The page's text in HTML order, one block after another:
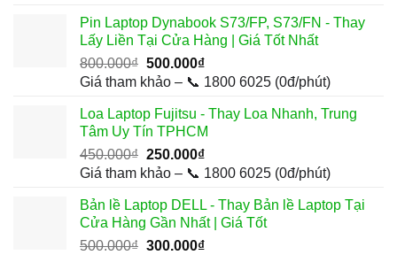
600.000₫.là:
300.000₫.
Pin Laptop Dynabook S73/FP, S73/FN - Thay
Lấy Liền Tại Cửa Hàng | Giá Tốt Nhất
800.000₫ Giá
gốc
800.000₫.
500.000₫Giá
hiện
là:
500.000₫.
Giá tham khảo – 📞 1800 6025 (0đ/phút)
Loa Laptop Fujitsu - Thay Loa Nhanh, Trung
Tâm Uy Tín TPHCM
450.000₫ Giá
gốc
450.000₫.
250.000₫Giá
hiện
là:
250.000₫.
Giá tham khảo – 📞 1800 6025 (0đ/phút)
Bản lề Laptop DELL - Thay Bản lề Laptop Tại
Cửa Hàng Gần Nhất | Giá Tốt
500.000₫ Giá
300.000₫Giá